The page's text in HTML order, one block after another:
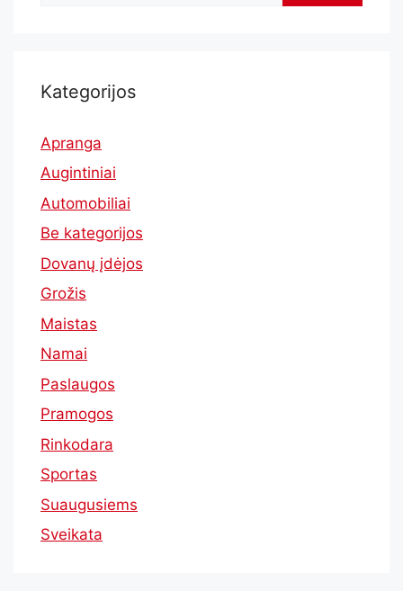
Kategorijos
Apranga
Augintiniai
Automobiliai
Be kategorijos
Dovanų įdėjos
Grožis
Maistas
Namai
Paslaugos
Pramogos
Rinkodara
Sportas
Suaugusiems
Sveikata